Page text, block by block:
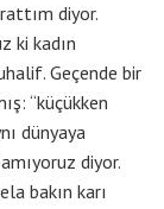
diyor.
ki kadın
Geçende bir
“küçükken
dünyaya
diyor.
bakın karı